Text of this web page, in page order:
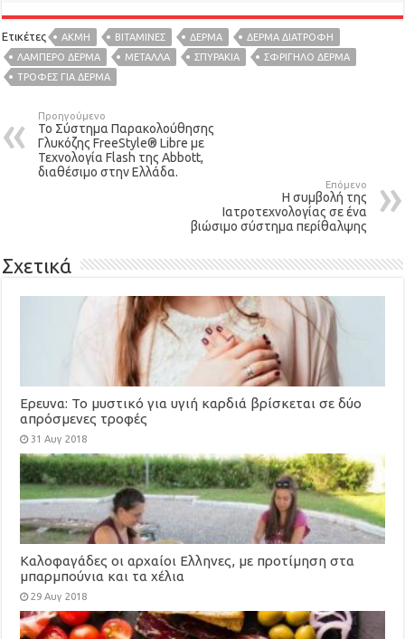
Ετικέτες ΑΚΜΗ ΒΙΤΑΜΙΝΕΣ ΔΕΡΜΑ
ΔΕΡΜΑ ΔΙΑΤΡΟΦΗ
ΛΑΜΠΕΡΟ ΔΕΡΜΑ
ΜΈΤΑΛΛΑ ΣΠΥΡΑΚΙΑ
ΣΦΡΙΓΗΛΟ ΔΕΡΜΑ
ΤΡΟΦΕΣ ΓΙΑ ΔΕΡΜΑ
Προηγούμενο
To Σύστημα Παρακολούθησης
Γλυκόζης FreeStyle® Libre με
Τεχνολογία Flash της Abbott,
διαθέσιμο στην Ελλάδα.
Επόμενο
Η συμβολή της
Ιατροτεχνολογίας σε ένα
βιώσιμο σύστημα περίθαλψης
Σχετικά
Ερευνα: To μυστικό για υγιή καρδιά βρίσκεται σε δύο
απρόσμενες τροφές
31 Αυγ 2018
Καλοφαγάδες οι αρχαίοι Ελληνες, με προτίμηση στα
μπαρμπούνια και τα χέλια
29 Αυγ 2018